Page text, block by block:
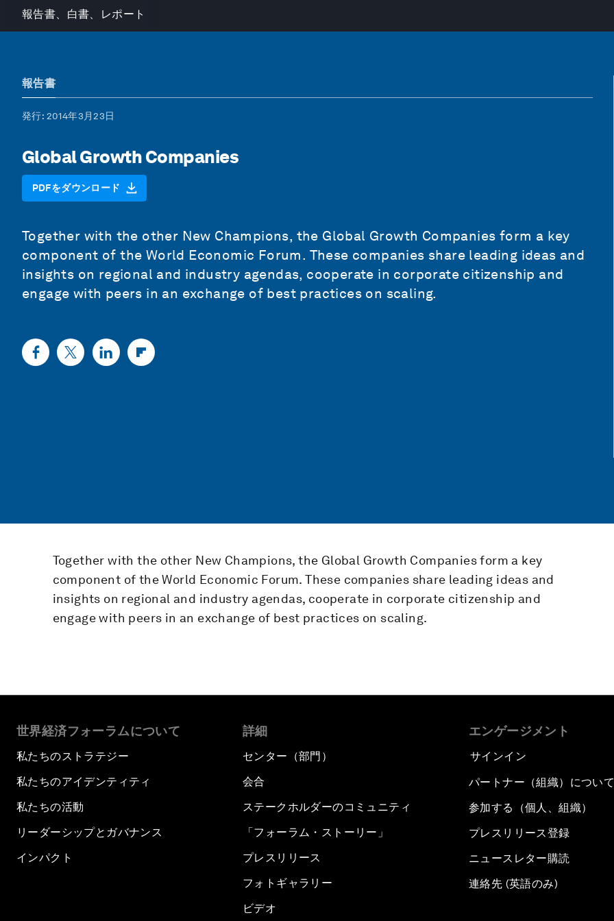
報告書、白書、レポート
報告書
発行: 2014年3月23日
Global Growth Companies
PDFをダウンロード
Together with the other New Champions, the Global Growth Companies form a key
component of the World Economic Forum. These companies share leading ideas and
insights on regional and industry agendas, cooperate in corporate citizenship and
engage with peers in an exchange of best practices on scaling.
Together with the other New Champions, the Global Growth Companies form a key
component of the World Economic Forum. These companies share leading ideas and
insights on regional and industry agendas, cooperate in corporate citizenship and
engage with peers in an exchange of best practices on scaling.
世界経済フォーラムについて
私たちのストラテジー
私たちのアイデンティティ
私たちの活動
リーダーシップとガバナンス
インパクト
詳細
センター（部門）
会合
ステークホルダーのコミュニティ
「フォーラム・ストーリー」
プレスリリース
フォトギャラリー
ビデオ
エンゲージメント
サインイン
パートナー（組織）について
参加する（個人、組織）
プレスリリース登録
ニュースレター購読
連絡先 (英語のみ)